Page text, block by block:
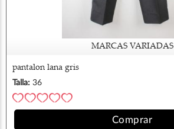
MARCAS VARIADAS
pantalon lana gris
Talla: 36
Comprar